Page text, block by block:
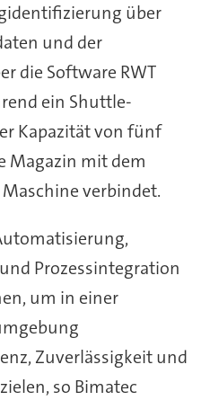
über
und der
die Software RWT
ein Shuttle-
Kapazität von fünf
Magazin mit dem
verbindet.
Prozessintegration
um in einer
Zuverlässigkeit und
so Bimatec